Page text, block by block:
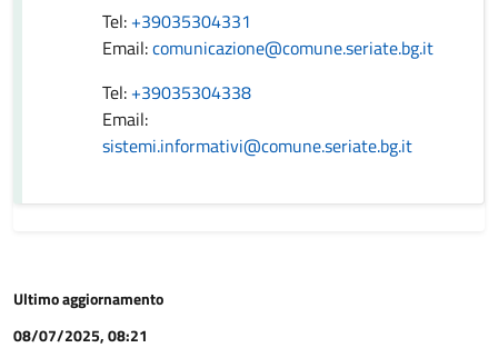
Tel: +39035304331
Email:comunicazione@comune.seriate.bg.it
Tel: +39035304338
Email:
sistemi.informativi@comune.seriate.bg.it
Ultimo aggiornamento
08/07/2025, 08:21